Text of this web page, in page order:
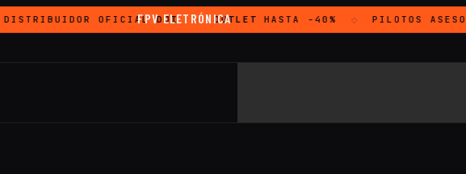
DISTRIBUIDOR OFICIALDJI ◇ OUTLET HASTA -40% PILOTOS
FPV ELETRÓNICA